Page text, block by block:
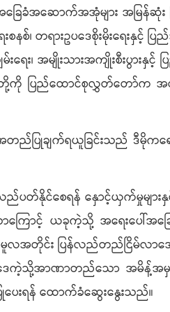
ခြေခံအဆောက်အအုံများ အမြန်
တရားဥပဒေစိုးမိုးရေးနှင့် ပြ
အမျိုးသားအကျိုးစီးပွားနှင့်
ကို ပြည်ထောင်စုလွှတ်တော်က အတ
ချက်ရယူခြင်းသည် ဒီမိုကရေစီ
ည်ပတ်နိုင်စေရန် နှောင့်ယှက်မှုများ
ာကြောင့် ယခုကဲ့သို့ အရေးပေါ်အခ
ကို မူလအတိုင်း ပြန်လည်တည်ငြိမ်လာ
ဒေကဲ့သို့အာဏာတည်သော အမိန့်အမှ
ေးရန် ထောက်ခံဆွေးနွေးသည်။